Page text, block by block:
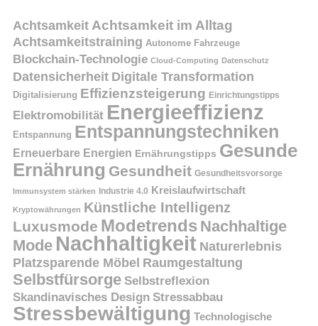
AchtsamkeitAchtsamkeit im Alltag
Achtsamkeitstraining Autonome Fahrzeuge
Blockchain-Technologie Cloud-Computing Datenschutz
Datensicherheit Digitale Transformation
Digitalisierung Effizienzsteigerung Einrichtungstipps
Elektromobilität Energieeffizienz
Entspannung Entspannungstechniken
Erneuerbare Energien Ernährungstipps Gesunde
Ernährung Gesundheit Gesundheitsvorsorge
Immunsystem stärken Industrie 4.0 Kreislaufwirtschaft
Kryptowährungen Künstliche Intelligenz
Luxusmode Modetrends Nachhaltige
Mode Nachhaltigkeit Naturerlebnis
Platzsparende Möbel Raumgestaltung
Selbstfürsorge Selbstreflexion
Skandinavisches Design Stressabbau
Stressbewältigung Technologische